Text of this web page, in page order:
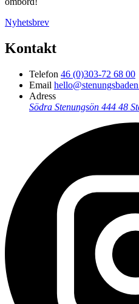
Nyhetsbrev
Kontakt
Telefon 46 (0)303-72 68 00
Email
Adress
Södra Stenungsön 444 48